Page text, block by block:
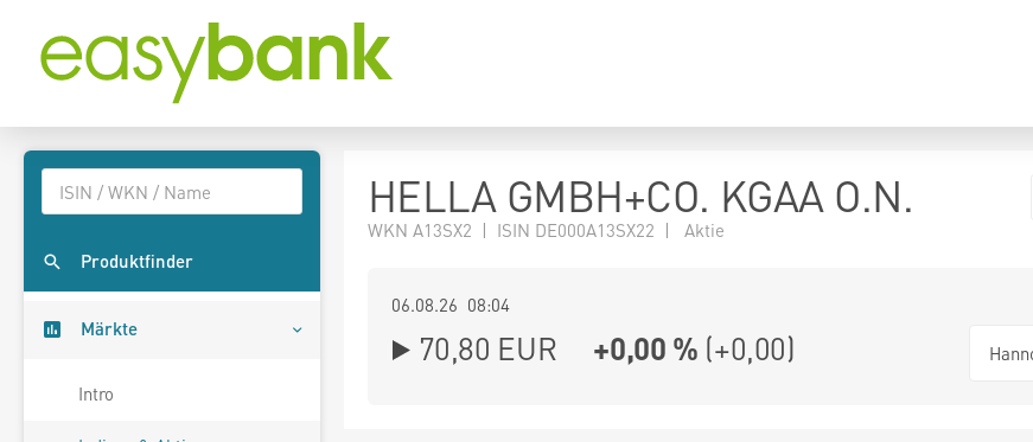
Produktfinder
Märkte
Intro
HELLA GMBH+CO. KGAA O.N.
WKN A13SX2 | ISIN DE000A13SX22 | Aktie
06.08.26 08:04
70,80 EUR +0,00 % (+0,00)